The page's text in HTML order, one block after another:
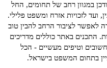
במגוון רחב של תחומים, החל
ועד לזכויות אזרח ומשפט פלילי.
לאפשר לציבור הרחב להבין טוב
התכנים באתר כוללים מדריכים
חשובים וטיפים מעשיים - הכל
בתחום המשפט בישראל.